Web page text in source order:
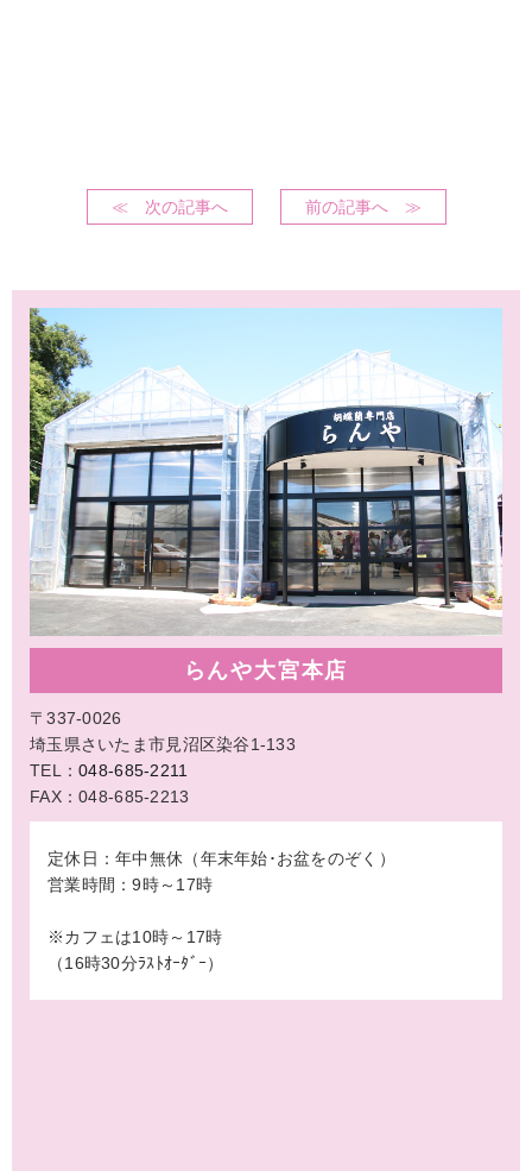
≪ 次の記事へ 前の記事へ ≫
らんや大宮本店
〒337-0026
埼玉県さいたま市見沼区染谷1-133
TEL：048-685-2211
FAX：048-685-2213
定休日：年中無休（年末年始･お盆をのぞく）
営業時間：9時～17時
※カフェは10時～17時
（16時30分ﾗｽﾄｵｰﾀﾞｰ）